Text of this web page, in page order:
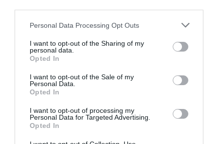
Personal Data Processing Opt Outs
I want to opt-out of the Sharing of my
personal data.
Opted In
I want to opt-out of the Sale of my
Personal Data.
Opted In
I want to opt-out of processing my
Personal Data for Targeted Advertising.
Opted In
aérien vers l’Amérique latine
Tiloa commenté l'article :
Risque de fissures : près de 1 500 Boeing 737 MAX
easyjet ryanair trafic aérien